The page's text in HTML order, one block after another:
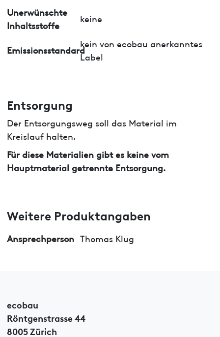
Unerwünschte
Inhaltsstoffe
keine
Emissionsstandard
kein von ecobau anerkanntes
Label
Entsorgung
Der Entsorgungsweg soll das Material im
Kreislauf halten.
Für diese Materialien gibt es keine vom
Hauptmaterial getrennte Entsorgung.
Weitere Produktangaben
Ansprechperson Thomas Klug
ecobau
Röntgenstrasse 44
8005 Zürich